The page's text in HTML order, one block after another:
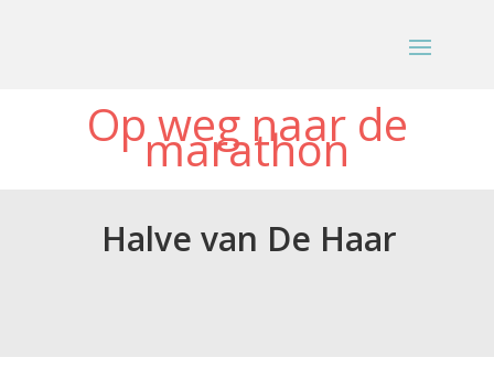
Op weg naar de
marathon
Halve van De Haar